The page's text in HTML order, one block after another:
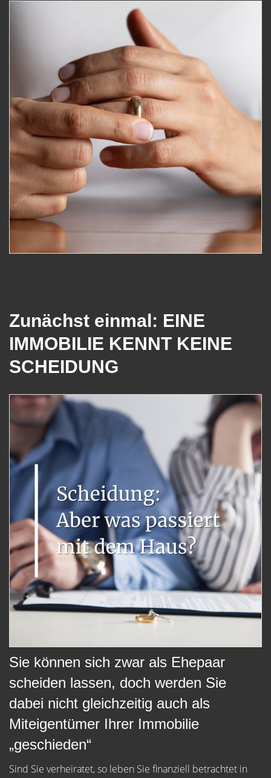
Zunächst einmal: EINE
IMMOBILIE KENNT KEINE
SCHEIDUNG
Sie können sich zwar als Ehepaar
scheiden lassen, doch werden Sie
dabei nicht gleichzeitig auch als
Miteigentümer Ihrer Immobilie
„geschieden“
Sind Sie verheiratet, so leben Sie finanziell betrachtet in